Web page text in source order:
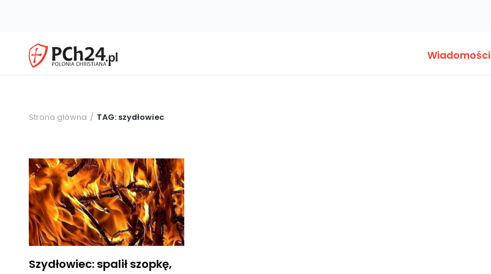
Wiadomości
Strona główna TAG: szydłowiec
Szydłowiec: spalił szopkę,